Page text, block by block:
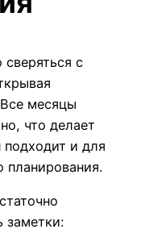
с
месяцы
что делает
и для
планирования.
заметки: